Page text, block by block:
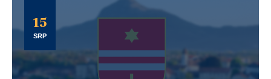
15
SRP